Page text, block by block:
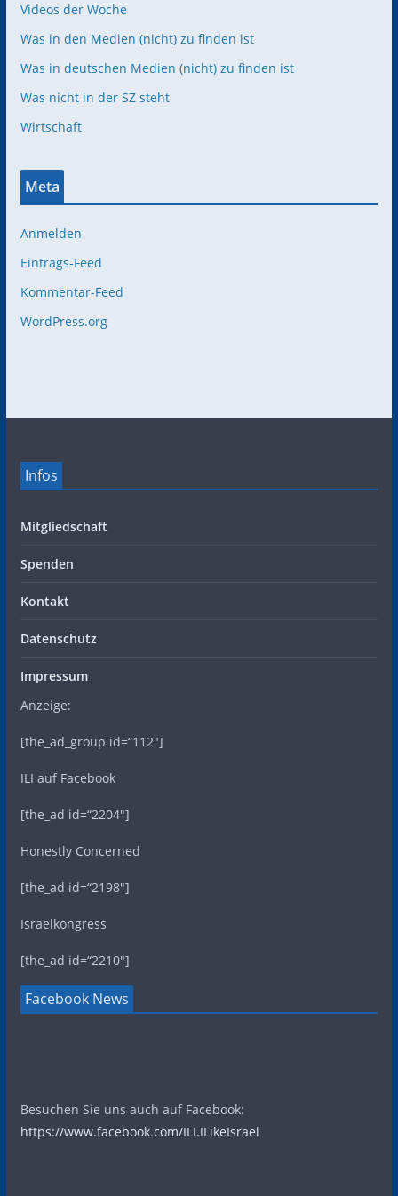
Videos der Woche
Was in den Medien (nicht) zu finden ist
Was in deutschen Medien (nicht) zu finden ist
Was nicht in der SZ steht
Wirtschaft
Meta
Anmelden
Eintrags-Feed
Kommentar-Feed
WordPress.org
Infos
Mitgliedschaft
Spenden
Kontakt
Datenschutz
Impressum
Anzeige:
[the_ad_group id=“112″]
ILI auf Facebook
[the_ad id=“2204″]
Honestly Concerned
[the_ad id=“2198″]
Israelkongress
[the_ad id=“2210″]
Facebook News
Besuchen Sie uns auch auf Facebook:
https://www.facebook.com/ILI.ILikeIsrael